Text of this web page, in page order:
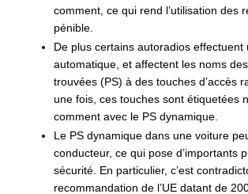
comment, ce qui rend l’utilisation des
pénible.
De plus certains autoradios effectuent
automatique, et affectent les noms
trouvées (PS) à des touches d’accès
une fois, ces touches sont étiquetées
comment avec le PS dynamique.
Le PS dynamique dans une voiture
conducteur, ce qui pose d’importants
sécurité. En particulier, c’est
recommandation de l’UE datant de